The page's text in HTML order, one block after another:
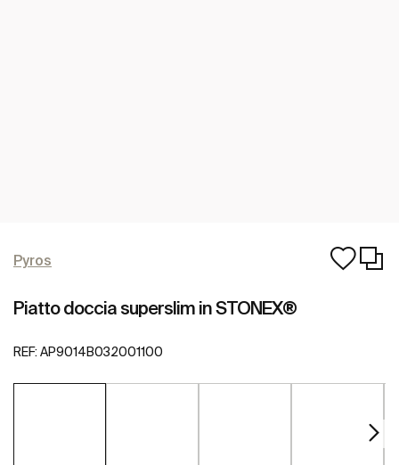
Pyros
Piatto doccia superslim in STONEX®
REF: AP9014B032001100